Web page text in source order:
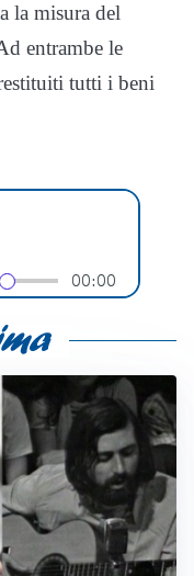
la misura del
entrambe le
tutti i beni